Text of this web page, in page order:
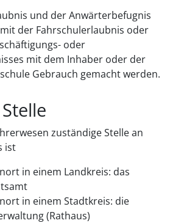
und der Anwärterbefugnis
der Fahrschulerlaubnis oder
oder
mit dem Inhaber oder der
Gebrauch gemacht werden.
zuständige Stelle an
ist
in einem Landkreis: das
in einem Stadtkreis: die
(Rathaus)